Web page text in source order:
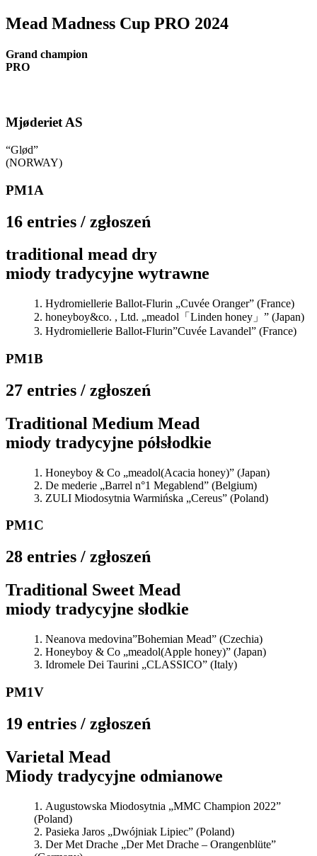
Mead Madness Cup PRO 2024
Grand champion
PRO
Mjøderiet AS
“Glød”
(NORWAY)
PM1A
16 entries / zgłoszeń
traditional mead dry
miody tradycyjne wytrawne
Hydromiellerie Ballot-Flurin „Cuvée Oranger” (France)
honeyboy&co. , Ltd. „meadol「Linden honey」” (Japan)
Hydromiellerie Ballot-Flurin”Cuvée Lavandel” (France)
PM1B
27 entries / zgłoszeń
Traditional Medium Mead
miody tradycyjne półsłodkie
Honeyboy & Co „meadol(Acacia honey)” (Japan)
De mederie „Barrel n°1 Megablend” (Belgium)
ZULI Miodosytnia Warmińska „Cereus” (Poland)
PM1C
28 entries / zgłoszeń
Traditional Sweet Mead
miody tradycyjne słodkie
Neanova medovina”Bohemian Mead” (Czechia)
Honeyboy & Co „meadol(Apple honey)” (Japan)
Idromele Dei Taurini „CLASSICO” (Italy)
PM1V
19 entries / zgłoszeń
Varietal Mead
Miody tradycyjne odmianowe
Augustowska Miodosytnia „MMC Champion 2022”
(Poland)
Pasieka Jaros „Dwójniak Lipiec” (Poland)
Der Met Drache „Der Met Drache – Orangenblüte”